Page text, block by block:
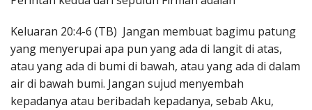
Keluaran 20:4-6 (TB) Jangan membuat bagimu patung
yang menyerupai apa pun yang ada di langit di atas,
atau yang ada di bumi di bawah, atau yang ada di dalam
air di bawah bumi. Jangan sujud menyembah
kepadanya atau beribadah kepadanya, sebab Aku,